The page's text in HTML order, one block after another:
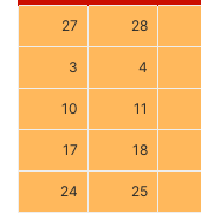
27 28
3 4
10 11
17 18
24 25